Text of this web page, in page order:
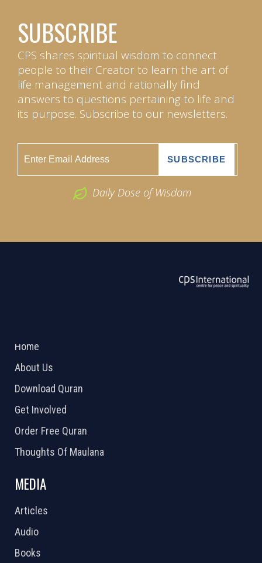
SUBSCRIBE
CPS shares spiritual wisdom to connect
people to their Creator to learn the art of
life management and rationally find
answers to questions pertaining to life and
its purpose. Subscribe to our newsletters.
Daily Dose of Wisdom
Home
About Us
Download Quran
Get Involved
Order Free Quran
Thoughts Of Maulana
MEDIA
Articles
Audio
Books